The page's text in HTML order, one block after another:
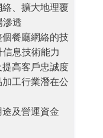
、擴大地理覆
滲透
餐廳網絡的技
息技術能力
高客戶忠誠度
工行業潛在公
及營運資金